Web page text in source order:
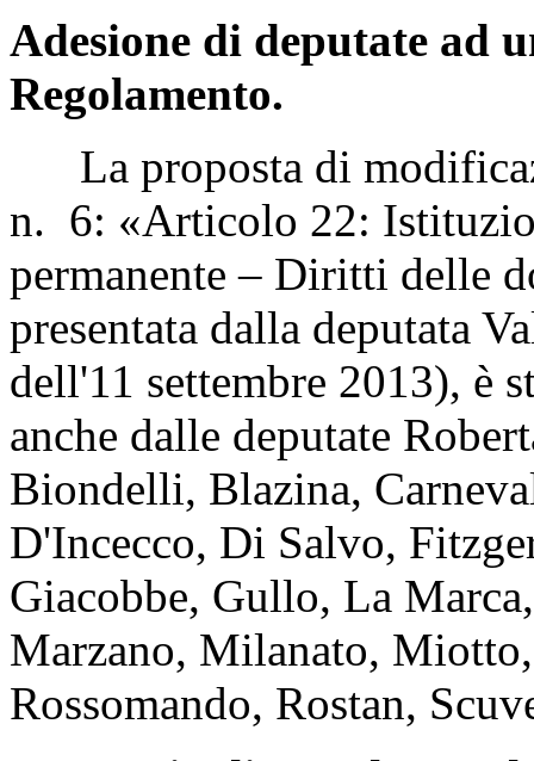
Adesione di deputate ad
Regolamento.
La proposta di
n. 6: «Articolo 22:
permanente – Diritti delle
presentata dalla deputata
dell'11 settembre 2013), è
anche dalle deputate
Biondelli, Blazina,
D'Incecco, Di Salvo,
Giacobbe, Gullo, La
Marzano, Milanato,
Rossomando, Rostan,